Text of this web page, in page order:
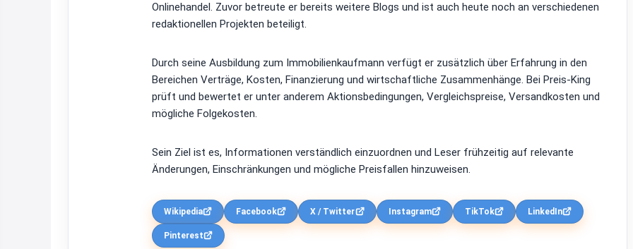
Onlinehandel. Zuvor betreute er bereits weitere Blogs und ist auch heute noch an verschiedenen
redaktionellen Projekten beteiligt.
Durch seine Ausbildung zum Immobilienkaufmann verfügt er zusätzlich über Erfahrung in den
Bereichen Verträge, Kosten, Finanzierung und wirtschaftliche Zusammenhänge. Bei Preis-King
prüft und bewertet er unter anderem Aktionsbedingungen, Vergleichspreise, Versandkosten und
mögliche Folgekosten.
Sein Ziel ist es, Informationen verständlich einzuordnen und Leser frühzeitig auf relevante
Änderungen, Einschränkungen und mögliche Preisfallen hinzuweisen.
Wikipedia Facebook X / Twitter Instagram TikTok LinkedIn
Pinterest